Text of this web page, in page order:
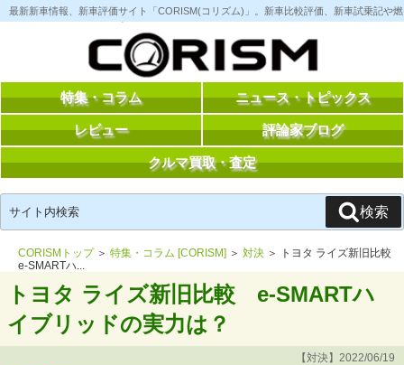
コ
ン
へ
最新新車情報、新車評価サイト「CORISM(コリズム)」。新車比較評価、新車試乗記や
特集・コラム ニュース・トピックス
レビュー 評論家ブログ
クルマ買取・査定
索:
検索
CORISMトップ＞ 特集・コラム [CORISM] ＞ 対決 ＞ トヨタ ライズ新旧比較
e‐SMARTハ...
トヨタ ライズ新旧比較 e‐SMARTハ
イブリッドの実力は？
【対決】2022/06/19